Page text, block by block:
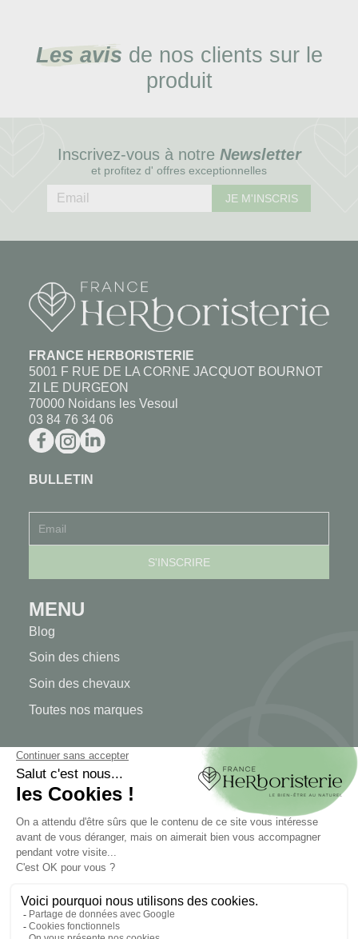
Les avis de nos clients sur le
produit
Inscrivez-vous à notre Newsletter
et profitez d' offres exceptionnelles
JE M'INSCRIS
FRANCE HERBORISTERIE
5001 F RUE DE LA CORNE JACQUOT BOURNOT
ZI LE DURGEON
70000 Noidans les Vesoul
03 84 76 34 06
BULLETIN
MENU
Blog
Soin des chiens
Soin des chevaux
Toutes nos marques
MON COMPTE
Mon compte
Authentification
Suivi de commande
Créer votre compte
INFORMATIONS